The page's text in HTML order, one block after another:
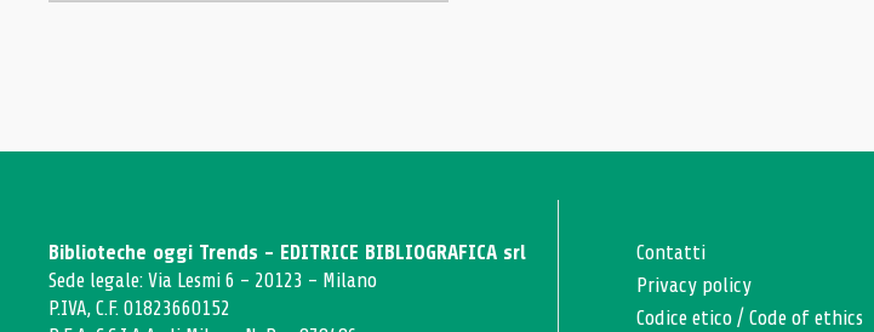
Biblioteche oggi Trends - EDITRICE BIBLIOGRAFICA srl
Sede legale: Via Lesmi 6 - 20123 - Milano
P.IVA, C.F. 01823660152
Contatti
Privacy policy
Codice etico /Code of ethics